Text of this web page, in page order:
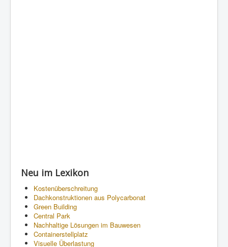
Neu im Lexikon
Kostenüberschreitung
Dachkonstruktionen aus Polycarbonat
Green Building
Central Park
Nachhaltige Lösungen im Bauwesen
Containerstellplatz
Visuelle Überlastung